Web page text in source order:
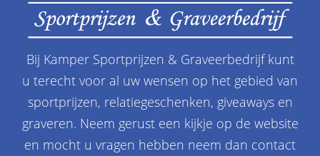
Bij Kamper Sportprijzen & Graveerbedrijf kunt
u terecht voor al uw wensen op het gebied van
sportprijzen, relatiegeschenken, giveaways en
graveren. Neem gerust een kijkje op de website
en mocht u vragen hebben neem dan contact